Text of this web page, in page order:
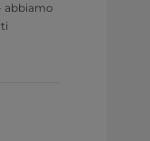
abbiamo